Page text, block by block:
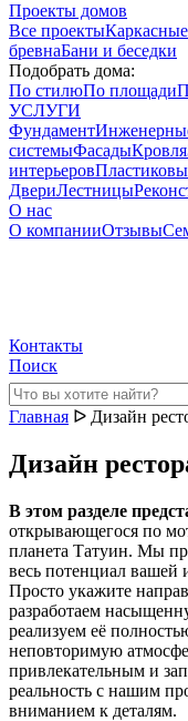
Проекты домов
Все проекты
бревнаБани и беседки
Подобрать дома:
По стилюПо площади
УСЛУГИ
Фундамент
системыФасадыКровля
интерьеров
ДвериЛестницы
О нас
О компанииОтзывы
Контакты
Поиск
Главная ᐅ Дизайн
Дизайн
В этом разделе
открывающегося по
планета Татуин. Мы
весь потенциал вашей
Просто укажите
разработаем
реализуем её
неповторимую
привлекательным и
реальность с нашим
вниманием к деталям.